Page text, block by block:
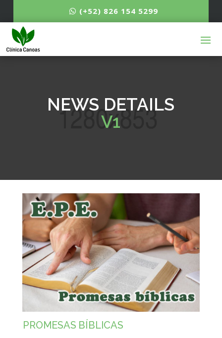
(+52) 826 154 5299
NEWS DETAILS
V1
PROMESAS BÍBLICAS